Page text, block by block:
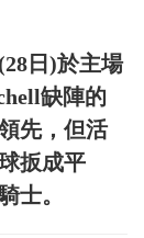
日)於主場
缺陣的
先，但活
扳成平
士。